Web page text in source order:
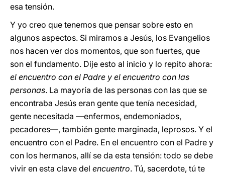
esa tensión.
Y yo creo que tenemos que pensar sobre esto en
algunos aspectos. Si miramos a Jesús, los Evangelios
nos hacen ver dos momentos, que son fuertes, que
son el fundamento. Dije esto al inicio y lo repito ahora:
el encuentro con el Padre y el encuentro con las
personas. La mayoría de las personas con las que se
encontraba Jesús eran gente que tenía necesidad,
gente necesitada —enfermos, endemoniados,
pecadores—, también gente marginada, leprosos. Y el
encuentro con el Padre. En el encuentro con el Padre y
con los hermanos, allí se da esta tensión: todo se debe
vivir en esta clave del encuentro. Tú, sacerdote, tú te